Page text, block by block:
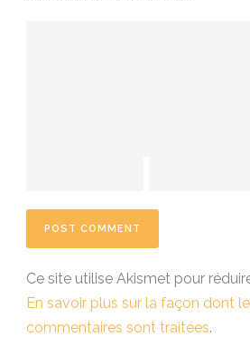
Ce site utilise Akismet pour
En savoir plus sur la façon dont
commentaires sont traitées.